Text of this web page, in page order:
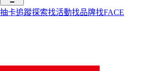
抽卡追蹤探索找活動找品牌找FACE